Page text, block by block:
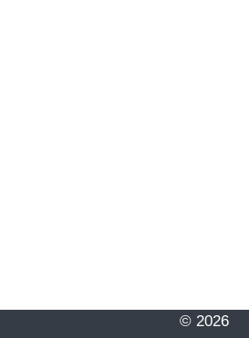
© 2026